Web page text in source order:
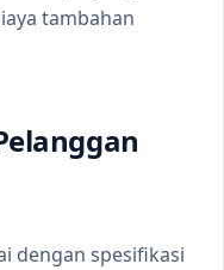
tambahan
dengan spesifikasi